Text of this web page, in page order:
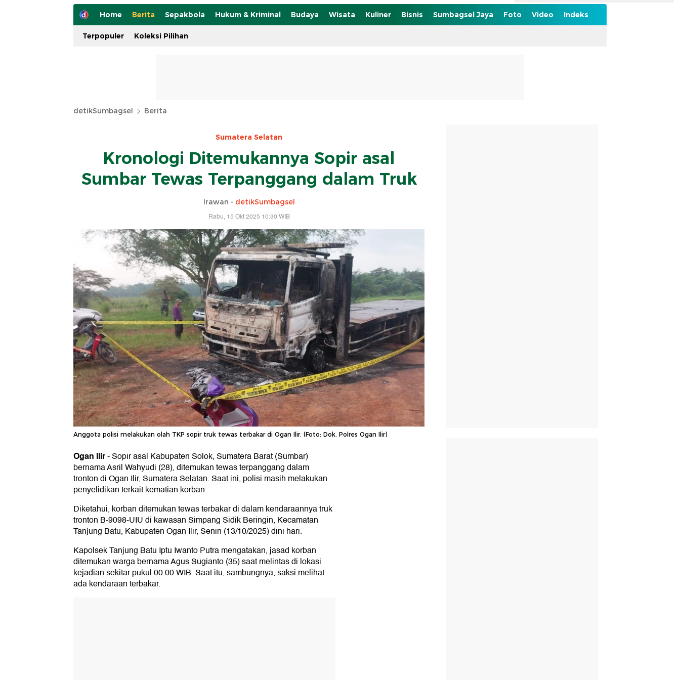
Home Berita Sepakbola Hukum & Kriminal Budaya Wisata Kuliner Bisnis Sumbagsel Jaya Foto Video Indeks
Terpopuler Koleksi Pilihan
detikSumbagsel Berita
Sumatera Selatan
Kronologi Ditemukannya Sopir asal
Sumbar Tewas Terpanggang dalam Truk
Irawan - detikSumbagsel
Rabu, 15 Okt 2025 10:30 WIB
Anggota polisi melakukan olah TKP sopir truk tewas terbakar di Ogan Ilir. (Foto: Dok. Polres Ogan Ilir)
Ogan Ilir-Sopir asal Kabupaten Solok, Sumatera Barat (Sumbar)
bernama Asril Wahyudi (28), ditemukan tewas terpanggang dalam
tronton di Ogan Ilir, Sumatera Selatan. Saat ini, polisi masih melakukan
penyelidikan terkait kematian korban.
Diketahui, korban ditemukan tewas terbakar di dalam kendaraannya truk
tronton B-9098-UIU di kawasan Simpang Sidik Beringin, Kecamatan
Tanjung Batu, Kabupaten Ogan Ilir, Senin (13/10/2025) dini hari.
Kapolsek Tanjung Batu Iptu Iwanto Putra mengatakan, jasad korban
ditemukan warga bernama Agus Sugianto (35) saat melintas di lokasi
kejadian sekitar pukul 00.00 WIB. Saat itu, sambungnya, saksi melihat
ada kendaraan terbakar.